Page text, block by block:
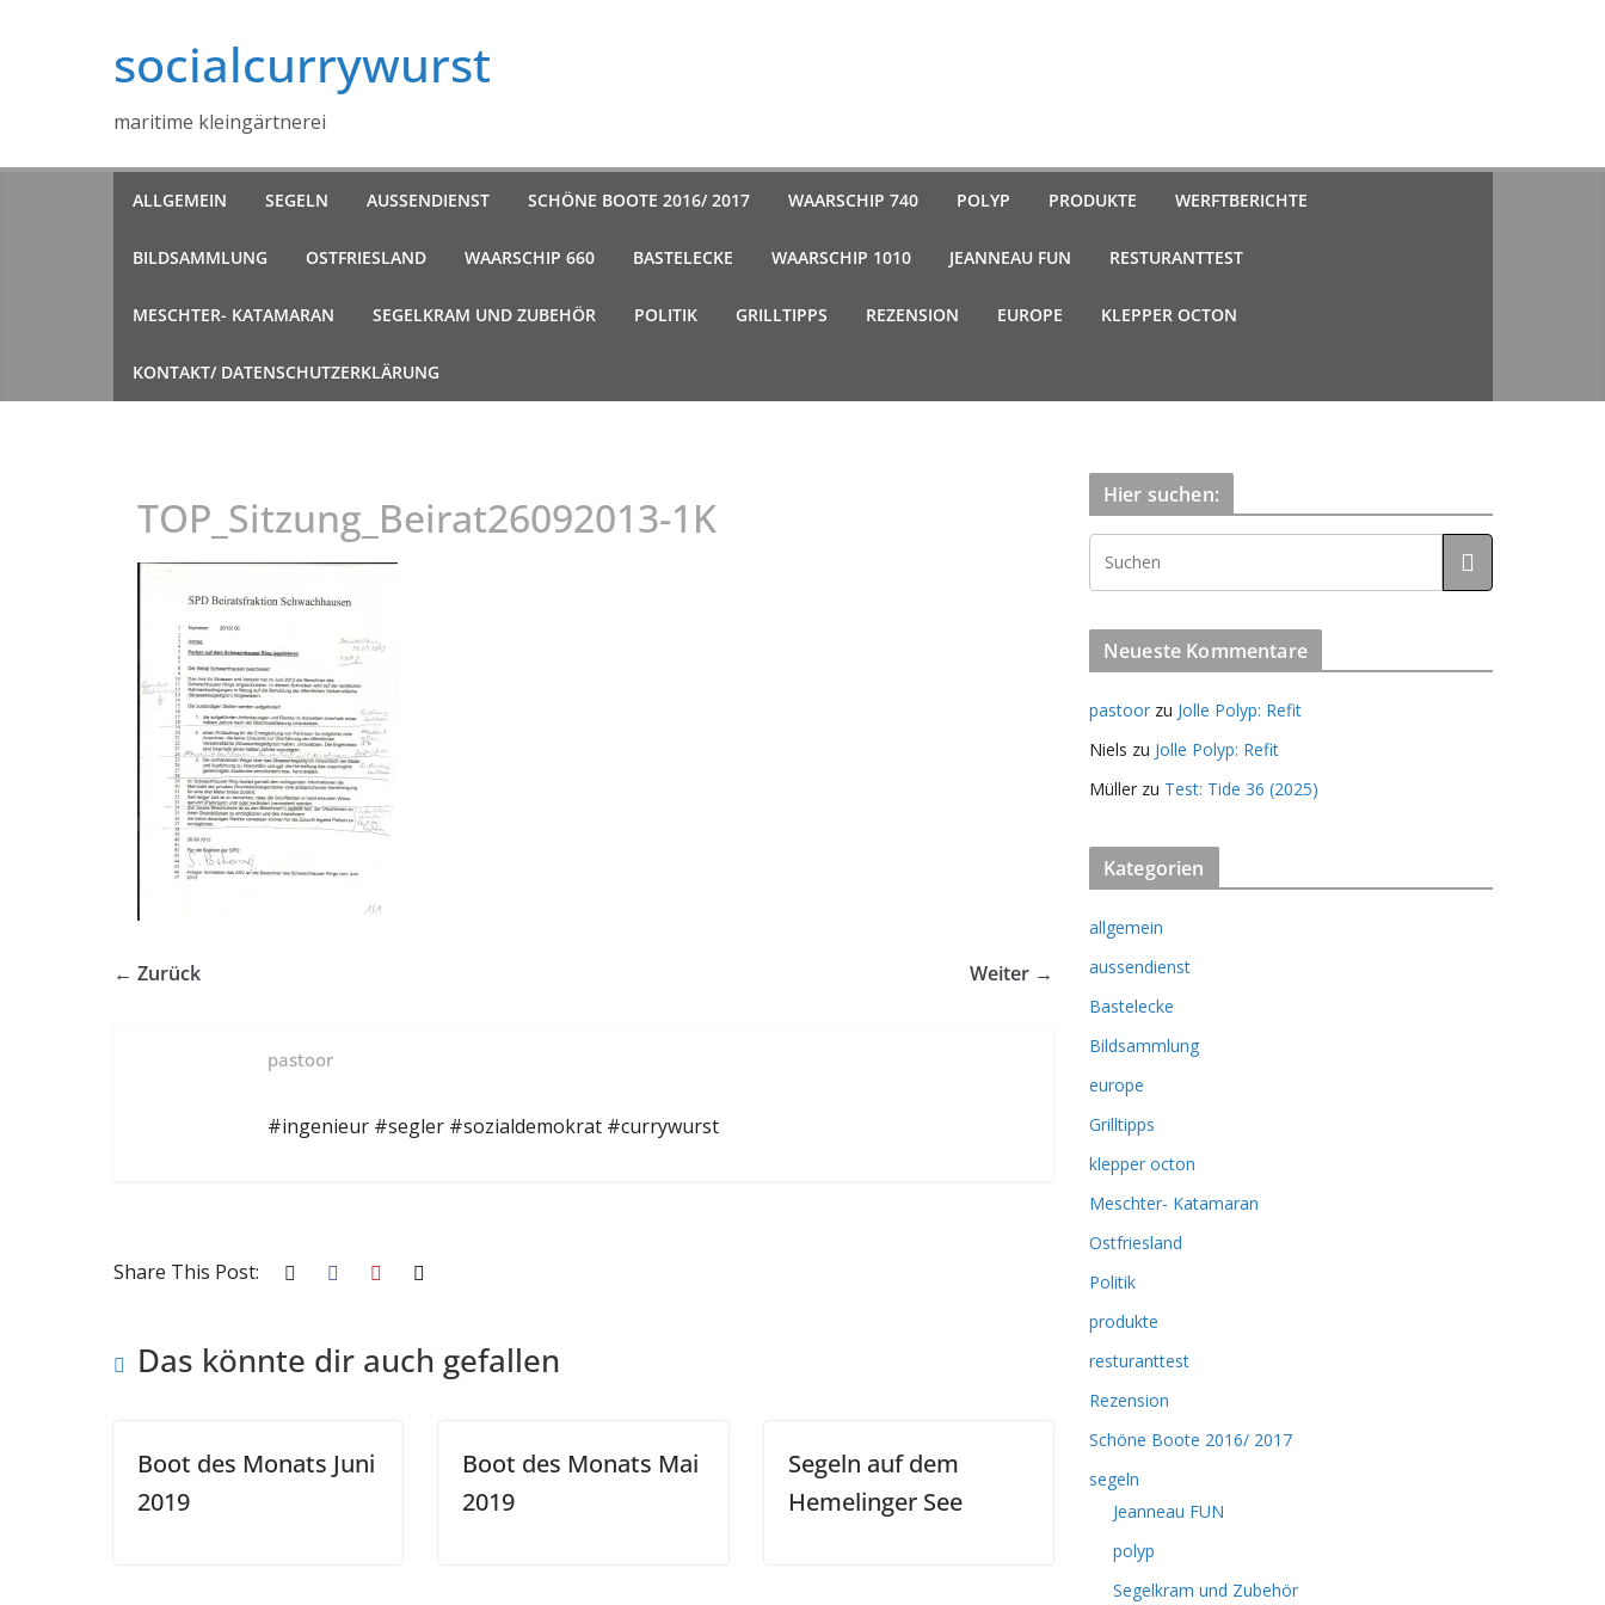
socialcurrywurst
maritime kleingärtnerei
ALLGEMEIN SEGELN AUSSENDIENST SCHÖNE BOOTE 2016/ 2017 WAARSCHIP 740 POLYP PRODUKTE WERFTBERICHTE
BILDSAMMLUNG OSTFRIESLAND WAARSCHIP 660 BASTELECKE WAARSCHIP 1010 JEANNEAU FUN RESTURANTTEST
MESCHTER- KATAMARAN SEGELKRAM UND ZUBEHÖR POLITIK GRILLTIPPS REZENSION EUROPE KLEPPER OCTON
KONTAKT/ DATENSCHUTZERKLÄRUNG
TOP_Sitzung_Beirat26092013-1K
← Zurück Weiter →
pastoor
#ingenieur #segler #sozialdemokrat #currywurst
Share This Post:
Das könnte dir auch gefallen
Boot des Monats Juni
2019
Boot des Monats Mai
2019
Segeln auf dem
Hemelinger See
Hier suchen:
Neueste Kommentare
pastoor zu Jolle Polyp: Refit
Niels zu Jolle Polyp: Refit
Müller zu Test: Tide 36 (2025)
Kategorien
allgemein
aussendienst
Bastelecke
Bildsammlung
europe
Grilltipps
klepper octon
Meschter- Katamaran
Ostfriesland
Politik
produkte
resturanttest
Rezension
Schöne Boote 2016/ 2017
segeln
Jeanneau FUN
polyp
Segelkram und Zubehör